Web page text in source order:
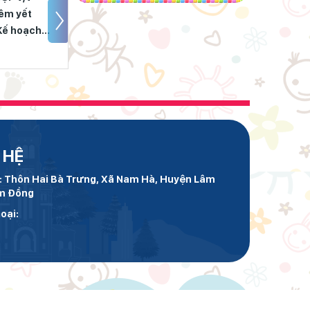
yết
hoạch
đoạn
2023-2025
ước mơ đến trường
phong trào “Trường giúp trường”
mạng lưới trường học, bảo đảm
điều kiện cho năm học mới
Ngành Giáo dục Lâm Đồng lan
Thôn Hai Bà Trưng, Xã Nam Hà, Huyện Lâm
Đồng